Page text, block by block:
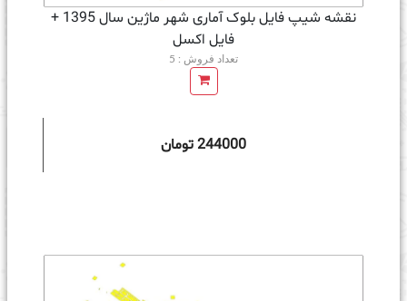
نقشه شیپ فایل بلوک آماری شهر ماژین سال 1395 +
فايل اكسل
تعداد فروش : 5
244000 تومان